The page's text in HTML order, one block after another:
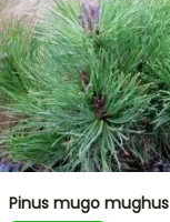
Pinus mugo mughus